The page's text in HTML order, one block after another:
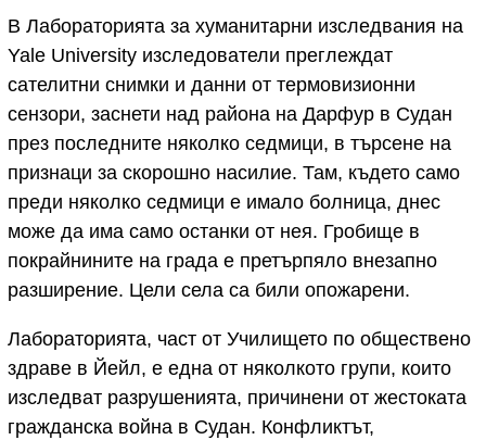
В Лабораторията за хуманитарни изследвания на
Yale University изследователи преглеждат
сателитни снимки и данни от термовизионни
сензори, заснети над района на Дарфур в Судан
през последните няколко седмици, в търсене на
признаци за скорошно насилие. Там, където само
преди няколко седмици е имало болница, днес
може да има само останки от нея. Гробище в
покрайнините на града е претърпяло внезапно
разширение. Цели села са били опожарени.
Лабораторията, част от Училището по обществено
здраве в Йейл, е една от няколкото групи, които
изследват разрушенията, причинени от жестоката
гражданска война в Судан. Конфликтът,